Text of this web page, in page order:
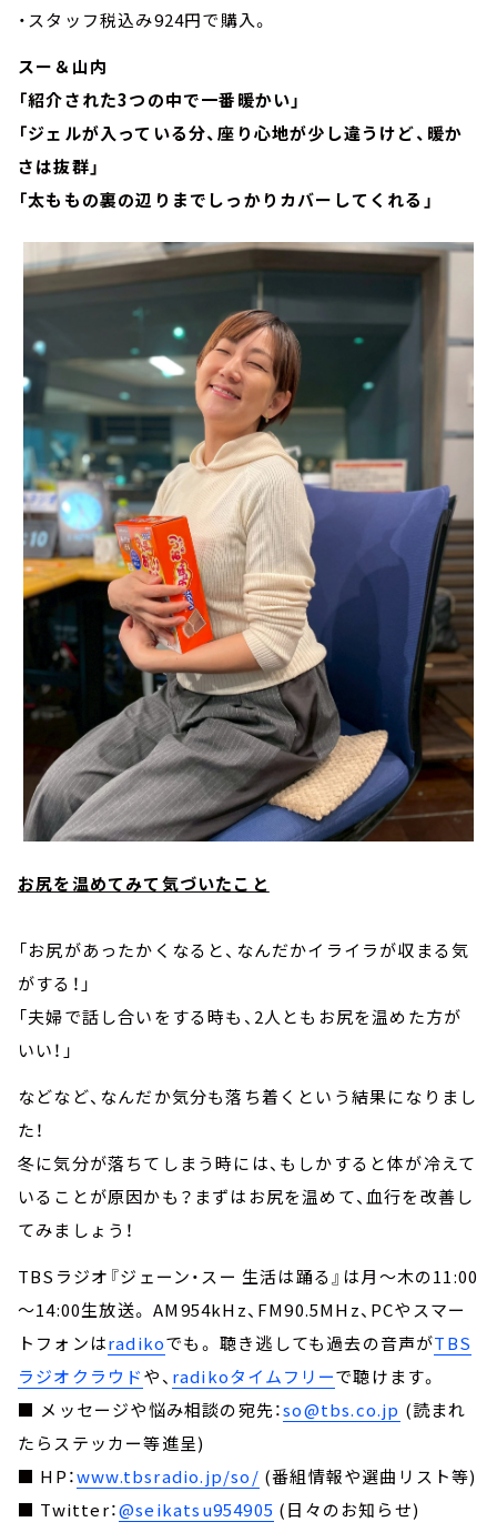
・スタッフ税込み924円で購入。
スー＆山内
「紹介された3つの中で一番暖かい」
「ジェルが入っている分、座り心地が少し違うけど、暖か
さは抜群」
「太ももの裏の辺りまでしっかりカバーしてくれる」
お尻を温めてみて気づいたこと
「お尻があったかくなると、なんだかイライラが収まる気
がする！」
「夫婦で話し合いをする時も、2人ともお尻を温めた方が
いい！」
などなど、なんだか気分も落ち着くという結果になりまし
た！
冬に気分が落ちてしまう時には、もしかすると体が冷えて
いることが原因かも？まずはお尻を温めて、血行を改善し
てみましょう！
TBSラジオ『ジェーン・スー 生活は踊る』は月～木の11:00
～14:00生放送。 AM954kHz、FM90.5MHz、PCやスマー
トフォンはradikoでも。 聴き逃しても過去の音声がTBS
ラジオクラウドや、 radikoタイムフリーで聴けます。
■ メッセージや悩み相談の宛先：so@tbs.co.jp (読まれ
たらステッカー等進呈)
■ HP：www.tbsradio.jp/so/ (番組情報や選曲リスト等)
■ Twitter：@seikatsu954905 (日々のお知らせ)